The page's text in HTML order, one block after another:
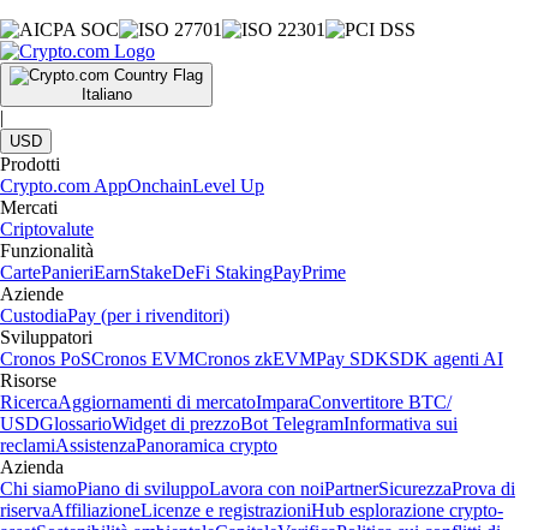
Italiano
|
USD
Prodotti
Crypto.com AppOnchainLevel Up
Mercati
Criptovalute
Funzionalità
CartePanieriEarnStakeDeFi StakingPayPrime
Aziende
CustodiaPay (per i rivenditori)
Sviluppatori
Cronos PoSCronos EVMCronos zkEVMPay SDKSDK agenti AI
Risorse
RicercaAggiornamenti di mercatoImparaConvertitore BTC/
USDGlossarioWidget di prezzoBot TelegramInformativa sui
reclamiAssistenzaPanoramica crypto
Azienda
Chi siamoPiano di sviluppoLavora con noiPartnerSicurezzaProva di
riservaAffiliazioneLicenze e registrazioniHub esplorazione crypto-